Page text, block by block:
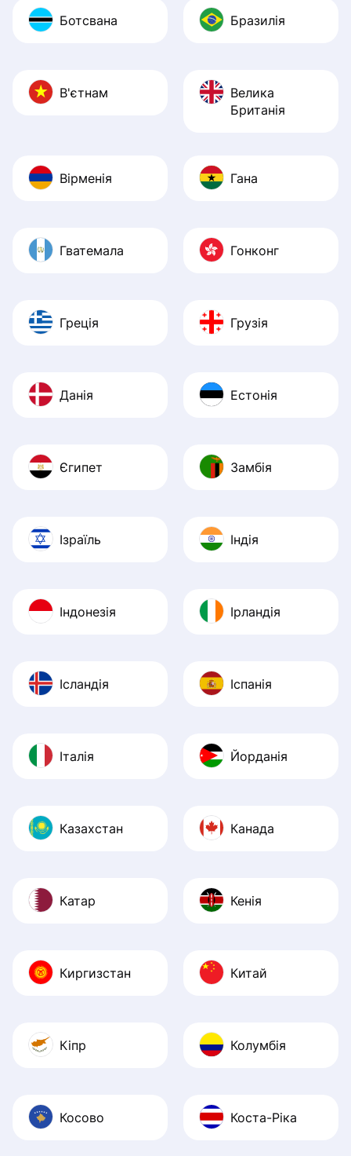
Ботсвана Бразилія
В'єтнам
Велика
Британія
Вірменія Гана
Гватемала Гонконг
Греція Грузія
Данія Естонія
Єгипет Замбія
Ізраїль Індія
Індонезія Ірландія
Ісландія Іспанія
Італія Йорданія
Казахстан Канада
Катар Кенія
Киргизстан Китай
Кіпр Колумбія
Косово Коста-Ріка